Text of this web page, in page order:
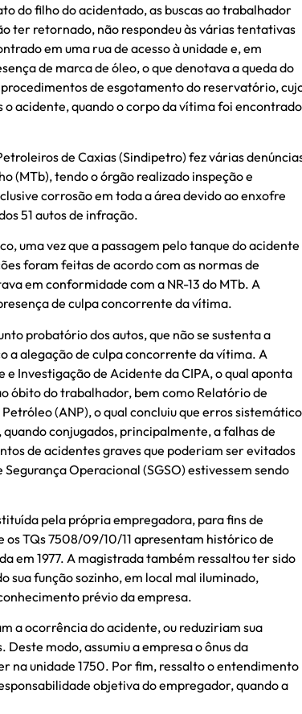
do filho do acidentado, as buscas ao trabalhador
ter retornado, não respondeu às várias tentativas
em uma rua de acesso à unidade e, em
de marca de óleo, o que denotava a queda do
de esgotamento do reservatório,
acidente, quando o corpo da vítima foi encontrado
de Caxias (Sindipetro) fez várias
(MTb), tendo o órgão realizado inspeção e
corrosão em toda a área devido ao enxofre
51 autos de infração.
uma vez que a passagem pelo tanque do acidente
foram feitas de acordo com as normas de
em conformidade com a NR-13 do MTb. A
de culpa concorrente da vítima.
probatório dos autos, que não se sustenta a
a alegação de culpa concorrente da vítima. A
Investigação de Acidente da CIPA, o qual aponta
óbito do trabalhador, bem como Relatório de
(ANP), o qual concluiu que erros
conjugados, principalmente, a falhas de
de acidentes graves que poderiam ser evitados
Operacional (SGSO) estivessem sendo
pela própria empregadora, para fins de
TQs 7508/09/10/11 apresentam histórico de
em 1977. A magistrada também ressaltou ter sido
função sozinho, em local mal iluminado,
prévio da empresa.
a ocorrência do acidente, ou reduziriam sua
modo, assumiu a empresa o ônus da
na unidade 1750. Por fim, ressalto o entendimento
objetiva do empregador, quando a